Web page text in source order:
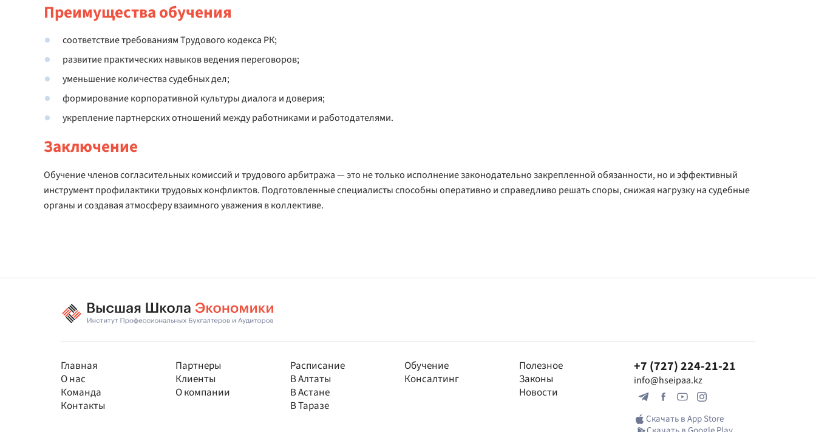
Преимущества обучения
соответствие требованиям Трудового кодекса РК;
развитие практических навыков ведения переговоров;
уменьшение количества судебных дел;
формирование корпоративной культуры диалога и доверия;
укрепление партнерских отношений между работниками и работодателями.
Заключение
Обучение членов согласительных комиссий и трудового арбитража — это не только исполнение законодательно закрепленной обязанности, но и эффективный
инструмент профилактики трудовых конфликтов. Подготовленные специалисты способны оперативно и справедливо решать споры, снижая нагрузку на судебные
органы и создавая атмосферу взаимного уважения в коллективе.
Главная
О нас
Команда
Контакты
Партнеры
Клиенты
О компании
Расписание
В Алтаты
В Астане
В Таразе
Обучение
Консалтинг
Полезное
Законы
Новости
+7 (727) 224-21-21
info@hseipaa.kz
Скачать в App Store